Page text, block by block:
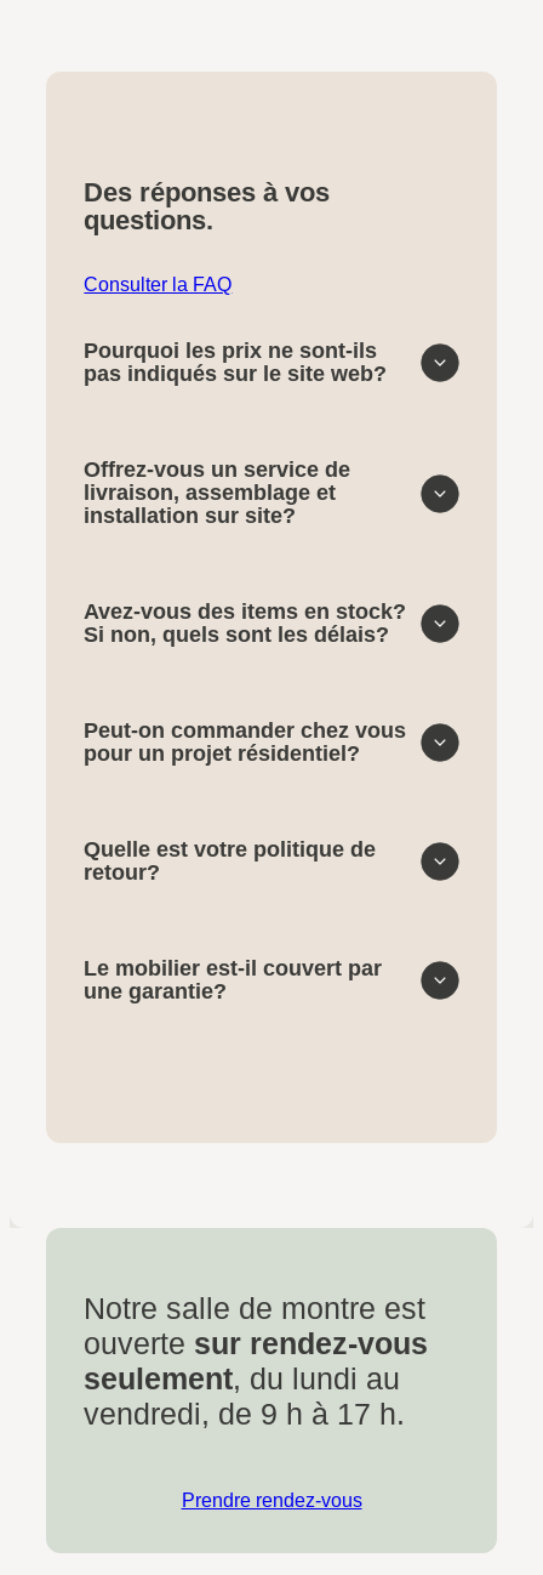
Des réponses à vos
questions.
Consulter la FAQ
Pourquoi les prix ne sont-ils
pas indiqués sur le site web?
Offrez-vous un service de
livraison, assemblage et
installation sur site?
Avez-vous des items en stock?
Si non, quels sont les délais?
Peut-on commander chez vous
pour un projet résidentiel?
Quelle est votre politique de
retour?
Le mobilier est-il couvert par
une garantie?
Notre salle de montre est
ouverte sur rendez-vous
seulement, du lundi au
vendredi, de 9 h à 17 h.
Prendre rendez-vous